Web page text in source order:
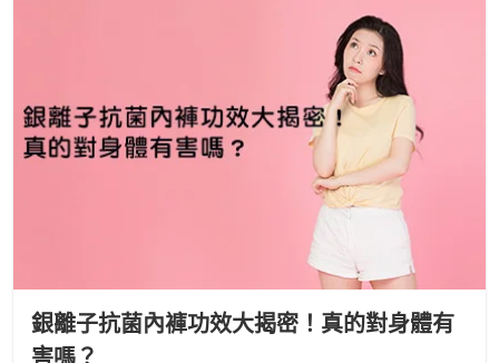
銀離子抗菌內褲功效大揭密！真的對身體有
害嗎？